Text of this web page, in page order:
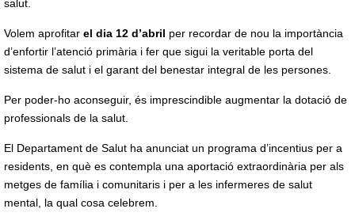
salut.
Volem aprofitar el dia 12 d’abril per recordar de nou la importància
d’enfortir l’atenció primària i fer que sigui la veritable porta del
sistema de salut i el garant del benestar integral de les persones.
Per poder-ho aconseguir, és imprescindible augmentar la dotació de
professionals de la salut.
El Departament de Salut ha anunciat un programa d’incentius per a
residents, en què es contempla una aportació extraordinària per als
metges de família i comunitaris i per a les infermeres de salut
mental, la qual cosa celebrem.